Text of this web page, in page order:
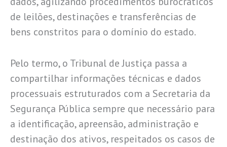
de leilões, destinações e transferências de
bens constritos para o domínio do estado.
Pelo termo, o Tribunal de Justiça passa a
compartilhar informações técnicas e dados
processuais estruturados com a Secretaria da
Segurança Pública sempre que necessário para
a identificação, apreensão, administração e
destinação dos ativos, respeitados os casos de